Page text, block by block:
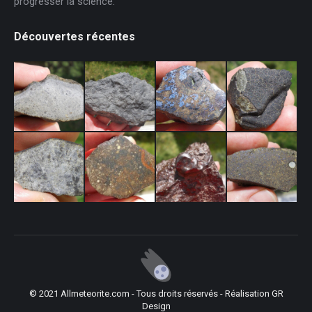
Découvertes récentes
© 2021 Allmeteorite.com - Tous droits réservés - Réalisation GR
Design